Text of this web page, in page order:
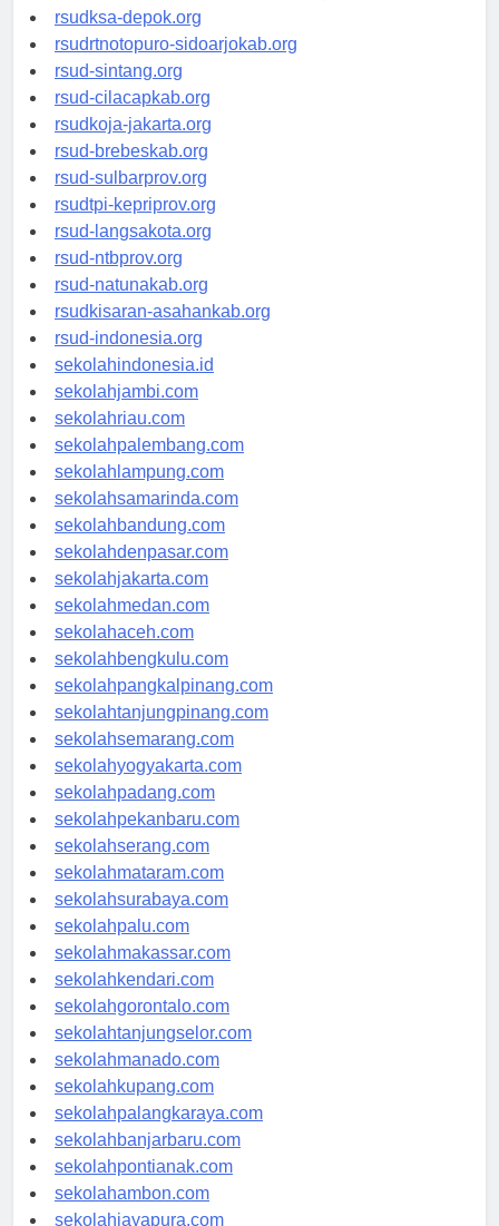
rsuddrloekmonohadi-kuduskab.org
rsudksa-depok.org
rsudrtnotopuro-sidoarjokab.org
rsud-sintang.org
rsud-cilacapkab.org
rsudkoja-jakarta.org
rsud-brebeskab.org
rsud-sulbarprov.org
rsudtpi-kepriprov.org
rsud-langsakota.org
rsud-ntbprov.org
rsud-natunakab.org
rsudkisaran-asahankab.org
rsud-indonesia.org
sekolahindonesia.id
sekolahjambi.com
sekolahriau.com
sekolahpalembang.com
sekolahlampung.com
sekolahsamarinda.com
sekolahbandung.com
sekolahdenpasar.com
sekolahjakarta.com
sekolahmedan.com
sekolahaceh.com
sekolahbengkulu.com
sekolahpangkalpinang.com
sekolahtanjungpinang.com
sekolahsemarang.com
sekolahyogyakarta.com
sekolahpadang.com
sekolahpekanbaru.com
sekolahserang.com
sekolahmataram.com
sekolahsurabaya.com
sekolahpalu.com
sekolahmakassar.com
sekolahkendari.com
sekolahgorontalo.com
sekolahtanjungselor.com
sekolahmanado.com
sekolahkupang.com
sekolahpalangkaraya.com
sekolahbanjarbaru.com
sekolahpontianak.com
sekolahambon.com